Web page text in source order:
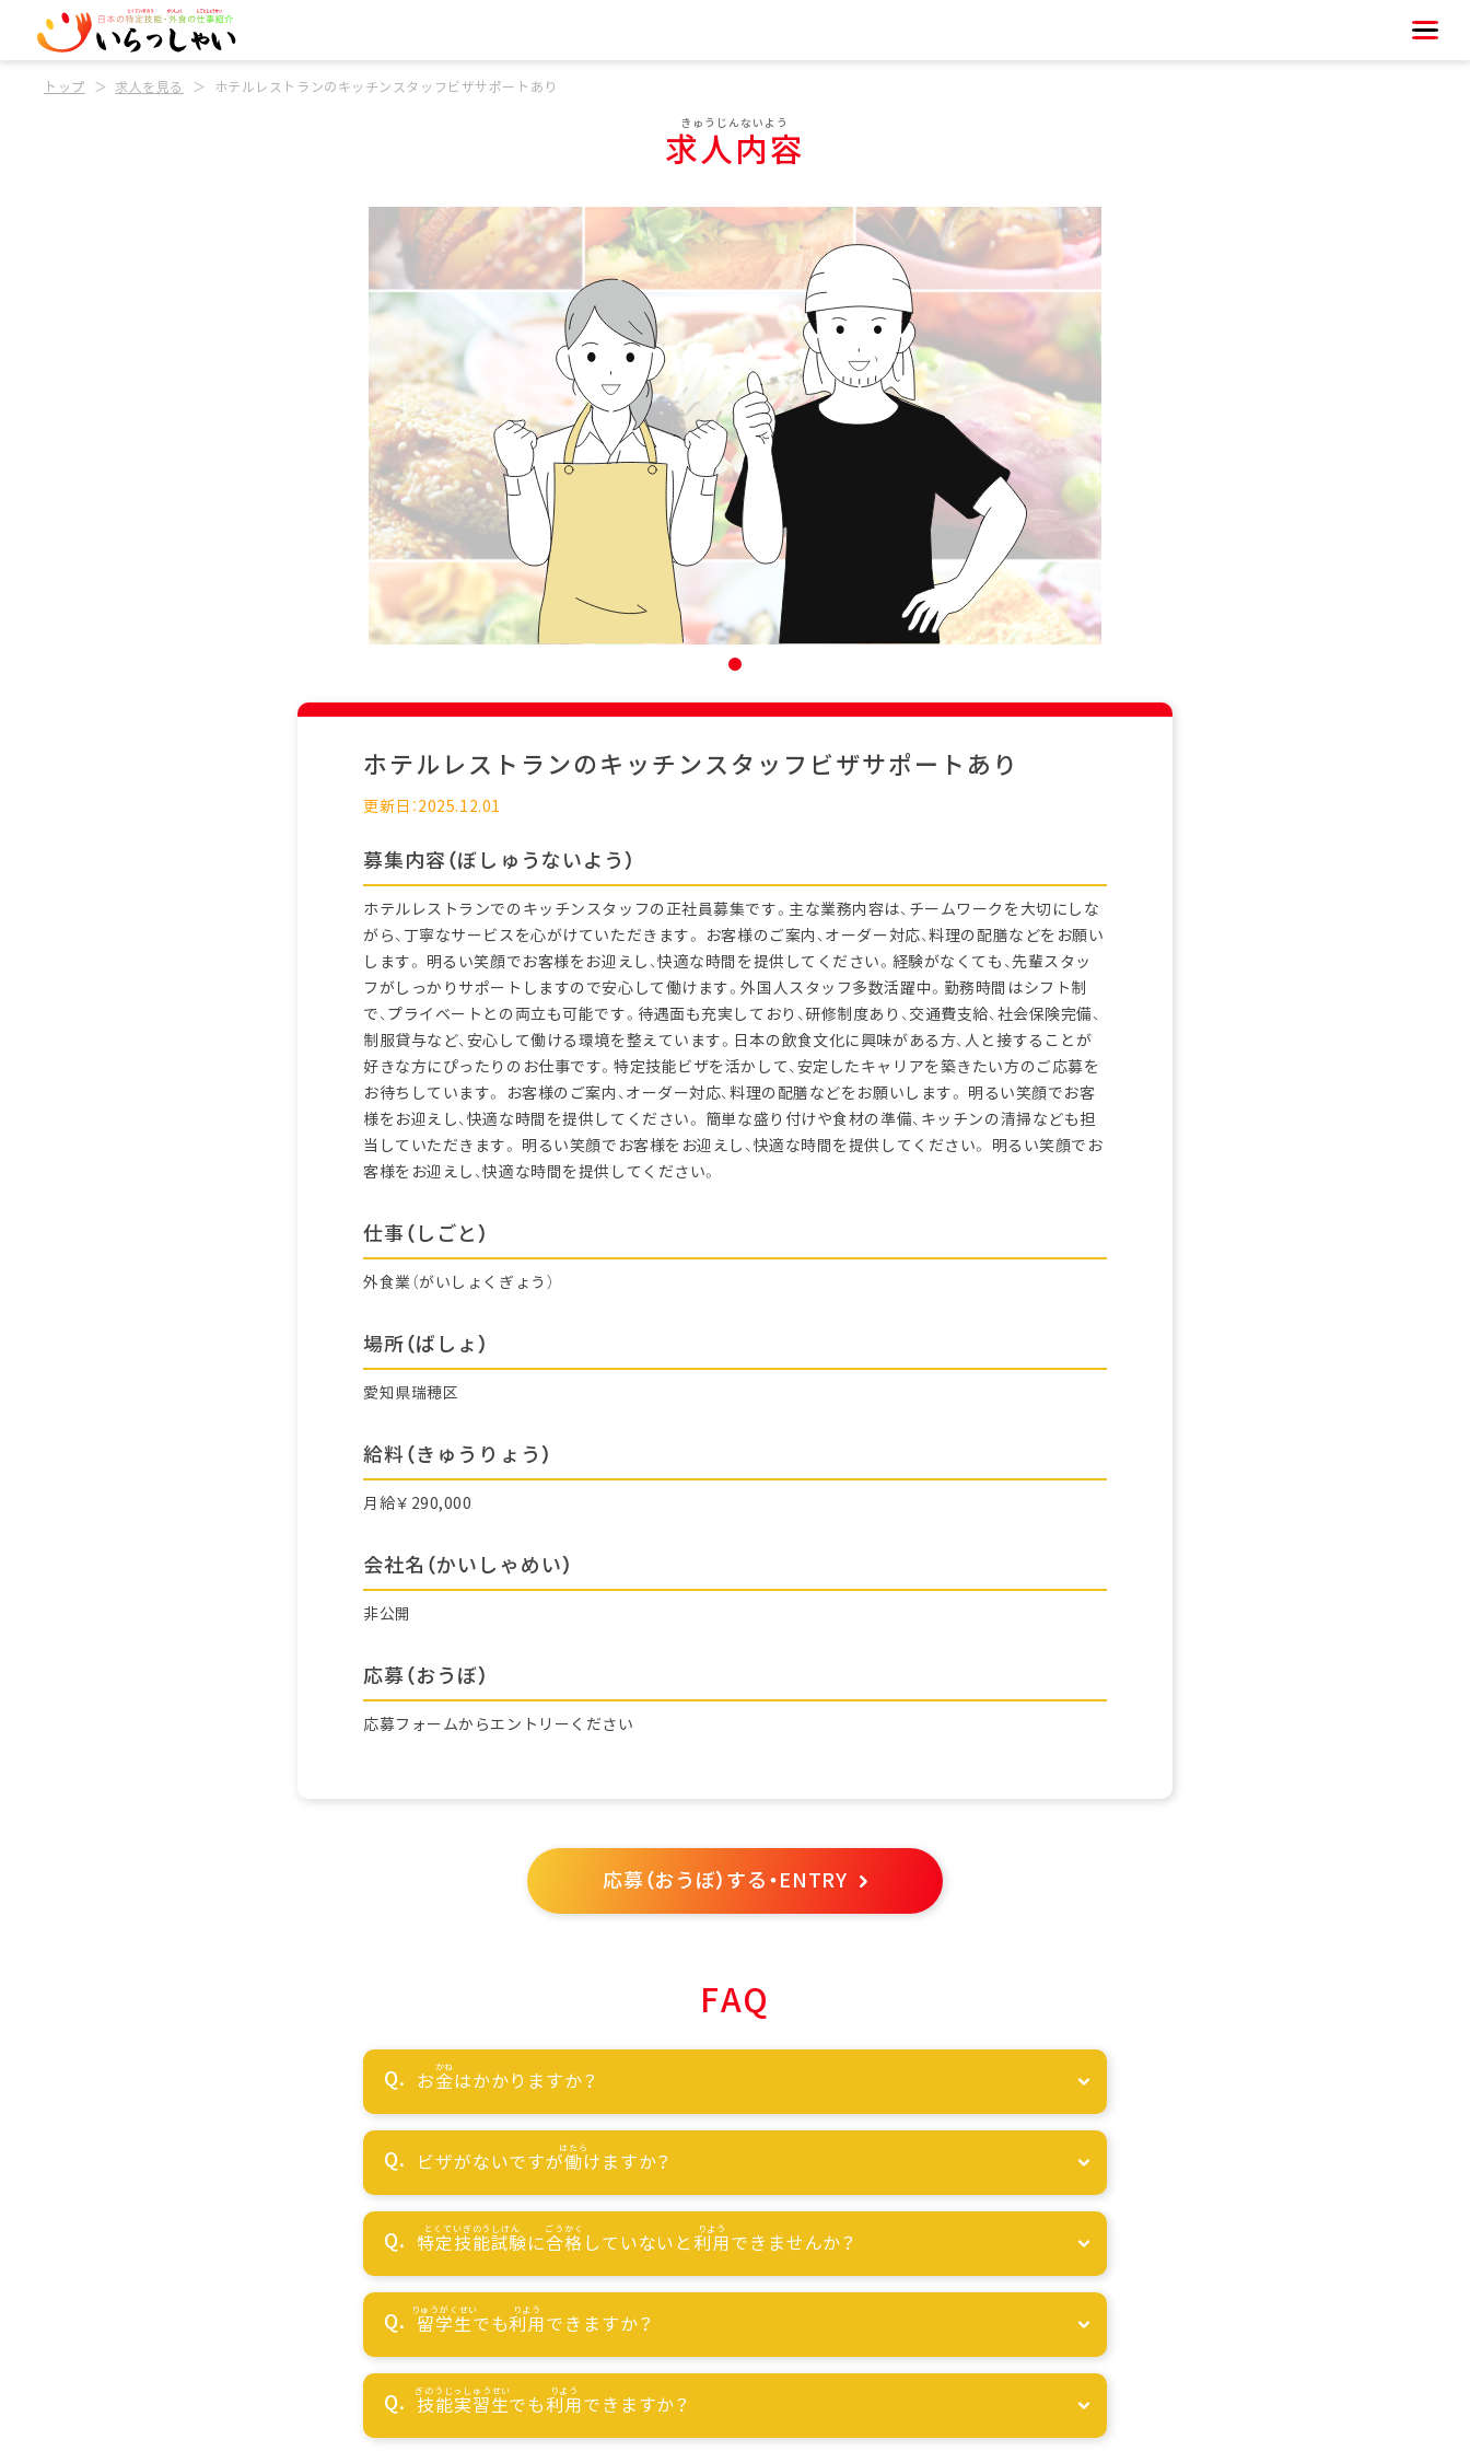
トップ 求人を見る ホテルレストランのキッチンスタッフビザサポートあり
求人内容
ホテルレストランのキッチンスタッフビザサポートあり
更新日：2025.12.01
募集内容（ぼしゅうないよう）
ホテルレストランでのキッチンスタッフの正社員募集です。主な業務内容は、チームワークを大切にしな
がら、丁寧なサービスを心がけていただきます。 お客様のご案内、オーダー対応、料理の配膳などをお願い
します。 明るい笑顔でお客様をお迎えし、快適な時間を提供してください。経験がなくても、先輩スタッ
フがしっかりサポートしますので安心して働けます。外国人スタッフ多数活躍中。勤務時間はシフト制
で、プライベートとの両立も可能です。待遇面も充実しており、研修制度あり、交通費支給、社会保険完備、
制服貸与など、安心して働ける環境を整えています。日本の飲食文化に興味がある方、人と接することが
好きな方にぴったりのお仕事です。特定技能ビザを活かして、安定したキャリアを築きたい方のご応募を
お待ちしています。 お客様のご案内、オーダー対応、料理の配膳などをお願いします。 明るい笑顔でお客
様をお迎えし、快適な時間を提供してください。 簡単な盛り付けや食材の準備、キッチンの清掃なども担
当していただきます。 明るい笑顔でお客様をお迎えし、快適な時間を提供してください。 明るい笑顔でお
客様をお迎えし、快適な時間を提供してください。
仕事（しごと）
外食業（がいしょくぎょう）
場所（ばしょ）
愛知県瑞穂区
給料（きゅうりょう）
月給￥290,000
会社名（かいしゃめい）
非公開
応募（おうぼ）
応募フォームからエントリーください
応募（おうぼ）する・ENTRY
FAQ
お金はかかりますか？
ビザがないですが働けますか？
特定技能試験に合格 していないと利用できませんか？
留学生でも利用できますか？
技能実習生でも利用できますか？